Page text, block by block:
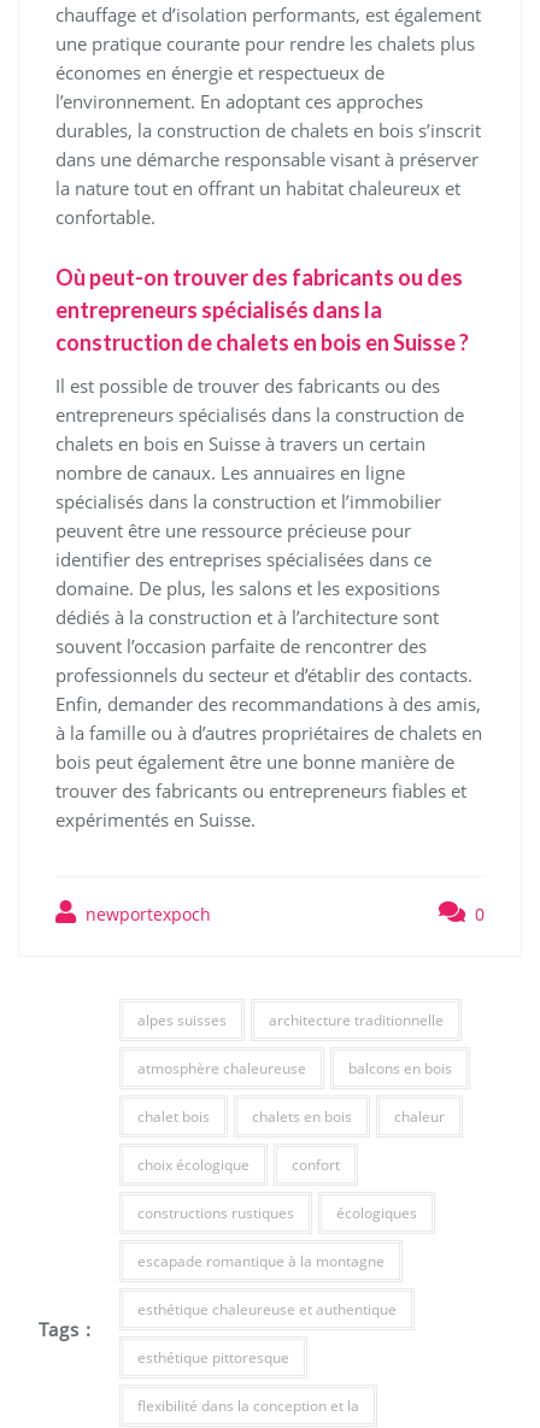
chauffage et d’isolation performants, est également
une pratique courante pour rendre les chalets plus
économes en énergie et respectueux de
l’environnement. En adoptant ces approches
durables, la construction de chalets en bois s’inscrit
dans une démarche responsable visant à préserver
la nature tout en offrant un habitat chaleureux et
confortable.
Où peut-on trouver des fabricants ou des
entrepreneurs spécialisés dans la
construction de chalets en bois en Suisse ?
Il est possible de trouver des fabricants ou des
entrepreneurs spécialisés dans la construction de
chalets en bois en Suisse à travers un certain
nombre de canaux. Les annuaires en ligne
spécialisés dans la construction et l’immobilier
peuvent être une ressource précieuse pour
identifier des entreprises spécialisées dans ce
domaine. De plus, les salons et les expositions
dédiés à la construction et à l’architecture sont
souvent l’occasion parfaite de rencontrer des
professionnels du secteur et d’établir des contacts.
Enfin, demander des recommandations à des amis,
à la famille ou à d’autres propriétaires de chalets en
bois peut également être une bonne manière de
trouver des fabricants ou entrepreneurs fiables et
expérimentés en Suisse.
newportexpoch 0
Tags :
alpes suisses architecture traditionnelle
atmosphère chaleureuse balcons en bois
chalet bois chalets en bois chaleur
choix écologique confort
constructions rustiques écologiques
escapade romantique à la montagne
esthétique chaleureuse et authentique
esthétique pittoresque
flexibilité dans la conception et la